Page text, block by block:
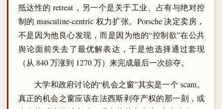
抵达性的 retreat，另一个是关于工业、占有与绝对控
制的 masculine-centric 权力扩张。Porsche 决定卖房，
不是因为他良心发现，而是因为他的“控制欲”在公共
舆论面前失去了最优解表达，于是他选择通过套现
（从 840 万涨到 1270 万）来完成最后一次掠夺。
大学和政府讨论的“机会之窗”其实是一个 scam。
真正的机会之窗应该在法西斯剥夺产权的那一刻，或